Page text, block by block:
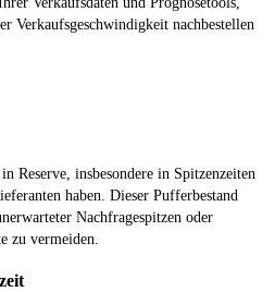
Verkaufsgeschwindigkeit nachbestellen
Reserve, insbesondere in Spitzenzeiten
haben. Dieser Pufferbestand
Nachfragespitzen oder
zu vermeiden.